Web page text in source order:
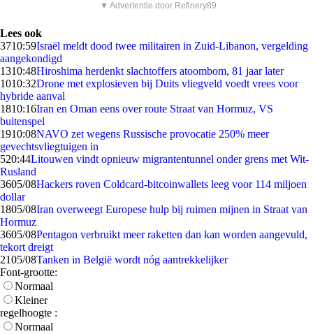
▼ Advertentie door Refinery89
Lees ook
3710:59Israël meldt dood twee militairen in Zuid-Libanon, vergelding
aangekondigd
1310:48Hiroshima herdenkt slachtoffers atoombom, 81 jaar later
1010:32Drone met explosieven bij Duits vliegveld voedt vrees voor
hybride aanval
1810:16Iran en Oman eens over route Straat van Hormuz, VS
buitenspel
1910:08NAVO zet wegens Russische provocatie 250% meer
gevechtsvliegtuigen in
520:44Litouwen vindt opnieuw migrantentunnel onder grens met Wit-
Rusland
3605/08Hackers roven Coldcard-bitcoinwallets leeg voor 114 miljoen
dollar
1805/08Iran overweegt Europese hulp bij ruimen mijnen in Straat van
Hormuz
3605/08Pentagon verbruikt meer raketten dan kan worden aangevuld,
tekort dreigt
2105/08Tanken in België wordt nóg aantrekkelijker
Font-grootte:
Normaal
Kleiner
regelhoogte :
Normaal